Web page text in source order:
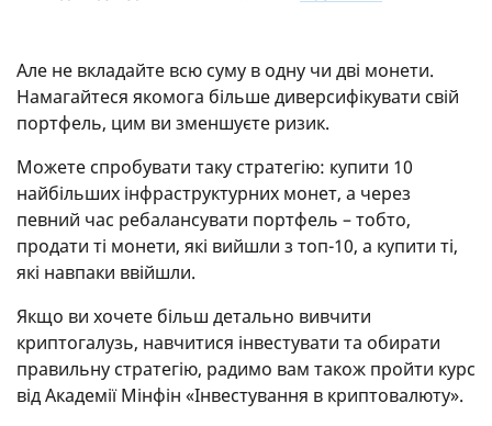
Але не вкладайте всю суму в одну чи дві монети.
Намагайтеся якомога більше диверсифікувати свій
портфель, цим ви зменшуєте ризик.
Можете спробувати таку стратегію: купити 10
найбільших інфраструктурних монет, а через
певний час ребалансувати портфель – тобто,
продати ті монети, які вийшли з топ-10, а купити ті,
які навпаки ввійшли.
Якщо ви хочете більш детально вивчити
криптогалузь, навчитися інвестувати та обирати
правильну стратегію, радимо вам також пройти курс
від Академії Мінфін «Інвестування в криптовалюту».